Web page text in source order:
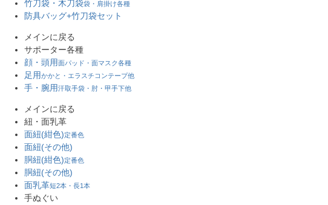
竹刀袋・木刀袋袋・肩掛け各種
防具バッグ+竹刀袋セット
メインに戻る
サポーター各種
顔・頭用面パッド・面マスク各種
足用かかと・エラスチコンテープ他
手・腕用汗取手袋・肘・甲手下他
メインに戻る
紐・面乳革
面紐(紺色)定番色
面紐(その他)
胴紐(紺色)定番色
胴紐(その他)
面乳革短2本・長1本
手ぬぐい